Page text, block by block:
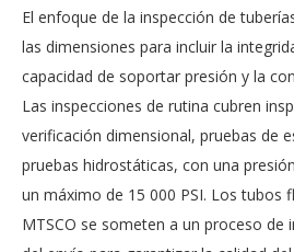
El enfoque de la inspección de
las dimensiones para incluir la
capacidad de soportar presión y la
Las inspecciones de rutina cubren
verificación dimensional, pruebas de
pruebas hidrostáticas, con una
un máximo de 15 000 PSI. Los tubos
MTSCO se someten a un proceso de